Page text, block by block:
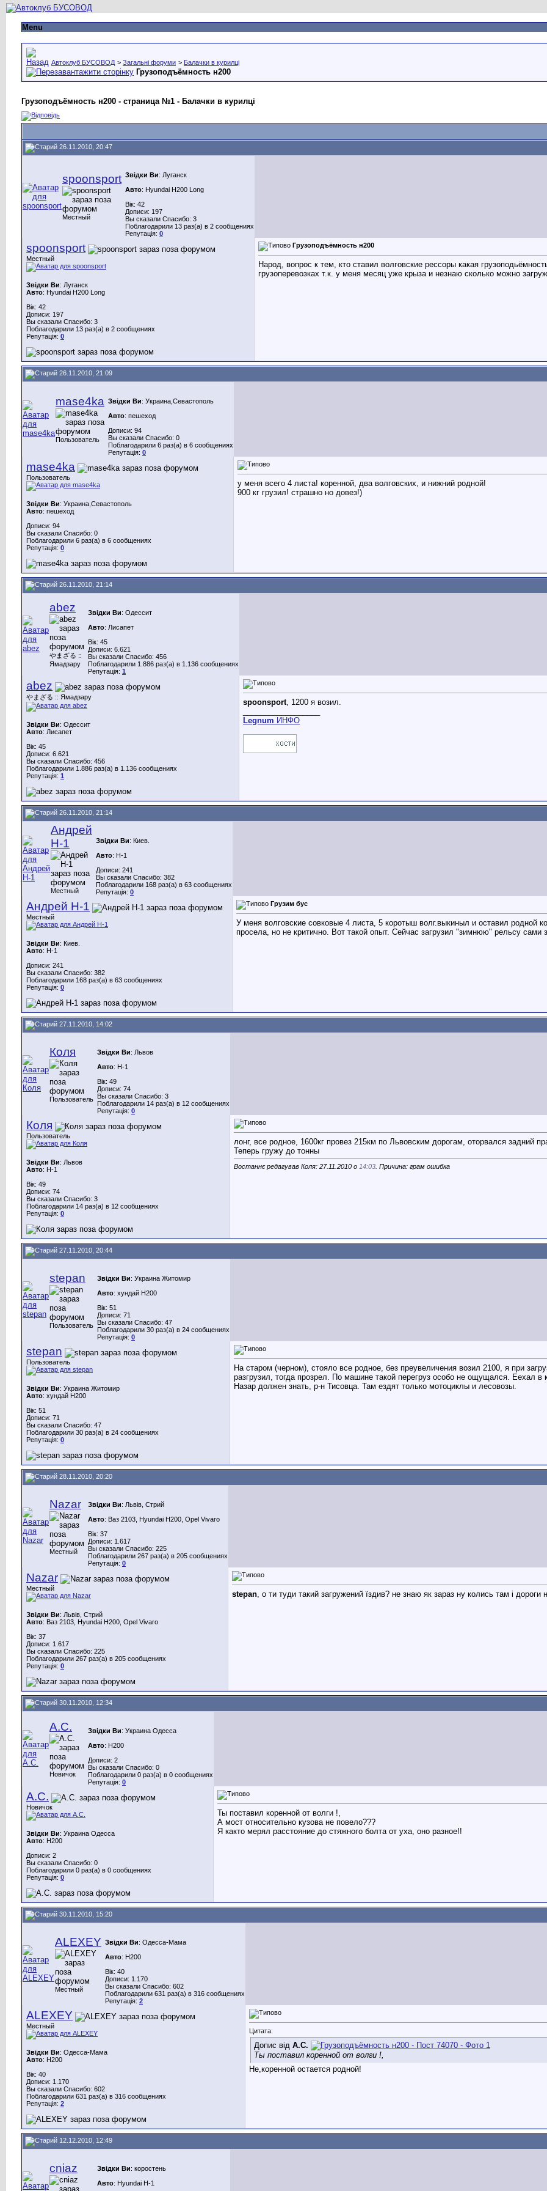
Menu
Автоклуб БУСОВОД > Загальні форуми > Балачки в курилці
Грузоподъёмность н200
Грузоподъёмность н200 - страница №1 - Балачки в курилці
26.11.2010, 20:47
spoonsport
Местный
Звідки Ви: Луганск
Авто: Hyundai H200 Long
Вік: 42
Дописи: 197
Вы сказали Спасибо: 3
Поблагодарили 13 раз(а) в 2 сообщениях
Репутація: 0
spoonsport
Местный
Звідки Ви: Луганск
Авто: Hyundai H200 Long
Вік: 42
Дописи: 197
Вы сказали Спасибо: 3
Поблагодарили 13 раз(а) в 2 сообщениях
Репутація: 0
Грузоподъёмность н200
Народ, вопрос к тем, кто ставил волговские рессоры какая
грузоперевозках т.к. у меня месяц уже крыза и незнаю сколько можно
26.11.2010, 21:09
mase4ka
Пользователь
Звідки Ви: Украина,Севастополь
Авто: пешеход
Дописи: 94
Вы сказали Спасибо: 0
Поблагодарили 6 раз(а) в 6 сообщениях
Репутація: 0
mase4ka
Пользователь
Звідки Ви: Украина,Севастополь
Авто: пешеход
Дописи: 94
Вы сказали Спасибо: 0
Поблагодарили 6 раз(а) в 6 сообщениях
Репутація: 0
у меня всего 4 листа! коренной, два волговских, и нижний родной!
900 кг грузил! страшно но довез!)
26.11.2010, 21:14
abez
やまざる ::
Ямадзару
Звідки Ви: Одессит
Авто: Лисапет
Вік: 45
Дописи: 6.621
Вы сказали Спасибо: 456
Поблагодарили 1.886 раз(а) в 1.136 сообщениях
Репутація: 1
abez
やまざる :: Ямадзару
Звідки Ви: Одессит
Авто: Лисапет
Вік: 45
Дописи: 6.621
Вы сказали Спасибо: 456
Поблагодарили 1.886 раз(а) в 1.136 сообщениях
Репутація: 1
spoonsport, 1200 я возил.
Legnum ИНФО
26.11.2010, 21:14
Андрей
Н-1
Местный
Звідки Ви: Киев.
Авто: Н-1
Дописи: 241
Вы сказали Спасибо: 382
Поблагодарили 168 раз(а) в 63 сообщениях
Репутація: 0
Андрей Н-1
Местный
Звідки Ви: Киев.
Авто: Н-1
Дописи: 241
Вы сказали Спасибо: 382
Поблагодарили 168 раз(а) в 63 сообщениях
Репутація: 0
Грузим бус
У меня волговские совковые 4 листа, 5 коротыш волг.выкиныл и оставил родной
просела, но не критично. Вот такой опыт. Сейчас загрузил "зимнюю" рельсу сами
27.11.2010, 14:02
Коля
Пользователь
Звідки Ви: Львов
Авто: Н-1
Вік: 49
Дописи: 74
Вы сказали Спасибо: 3
Поблагодарили 14 раз(а) в 12 сообщениях
Репутація: 0
Коля
Пользователь
Звідки Ви: Львов
Авто: Н-1
Вік: 49
Дописи: 74
Вы сказали Спасибо: 3
Поблагодарили 14 раз(а) в 12 сообщениях
Репутація: 0
лонг, все родное, 1600кг провез 215км по Львовским дорогам, оторвался задний
Теперь гружу до тонны
Востаннє редагував Коля: 27.11.2010 о 14:03 . Причина: грам ошибка
27.11.2010, 20:44
stepan
Пользователь
Звідки Ви: Украина Житомир
Авто: хyндай H200
Вік: 51
Дописи: 71
Вы сказали Спасибо: 47
Поблагодарили 30 раз(а) в 24 сообщениях
Репутація: 0
stepan
Пользователь
Звідки Ви: Украина Житомир
Авто: хyндай H200
Вік: 51
Дописи: 71
Вы сказали Спасибо: 47
Поблагодарили 30 раз(а) в 24 сообщениях
Репутація: 0
На старом (черном), стояло все родное, без преувеличения возил 2100, я при
разгрузил, тогда прозрел. По машине такой перегруз особо не ощущался. Еехал
Назар должен знать, р-н Тисовца. Там ездят только мотоциклы и лесовозы.
28.11.2010, 20:20
Nazar
Местный
Звідки Ви: Львів, Стрий
Авто: Ваз 2103, Hyundai H200, Opel Vivaro
Вік: 37
Дописи: 1.617
Вы сказали Спасибо: 225
Поблагодарили 267 раз(а) в 205 сообщениях
Репутація: 0
Nazar
Местный
Звідки Ви: Львів, Стрий
Авто: Ваз 2103, Hyundai H200, Opel Vivaro
Вік: 37
Дописи: 1.617
Вы сказали Спасибо: 225
Поблагодарили 267 раз(а) в 205 сообщениях
Репутація: 0
stepan , о ти туди такий загружений їздив? не знаю як зараз ну колись там і дороги
30.11.2010, 12:34
А.С.
Новичок
Звідки Ви: Украина Одесса
Авто: Н200
Дописи: 2
Вы сказали Спасибо: 0
Поблагодарили 0 раз(а) в 0 сообщениях
Репутація: 0
А.С.
Новичок
Звідки Ви: Украина Одесса
Авто: Н200
Дописи: 2
Вы сказали Спасибо: 0
Поблагодарили 0 раз(а) в 0 сообщениях
Репутація: 0
Ты поставил коренной от волги !,
А мост относительно кузова не повело???
Я както мерял расстояние до стяжного болта от уха, оно разное!!
30.11.2010, 15:20
ALEXEY
Местный
Звідки Ви: Одесса-Мама
Авто: H200
Вік: 40
Дописи: 1.170
Вы сказали Спасибо: 602
Поблагодарили 631 раз(а) в 316 сообщениях
Репутація: 2
ALEXEY
Местный
Звідки Ви: Одесса-Мама
Авто: H200
Вік: 40
Дописи: 1.170
Вы сказали Спасибо: 602
Поблагодарили 631 раз(а) в 316 сообщениях
Репутація: 2
Цитата:
Допис від А.С.
Ты поставил коренной от волги !,
Не,коренной остается родной!
12.12.2010, 12:49
cniaz Звідки Ви: коростень
Авто: Hyundai H-1